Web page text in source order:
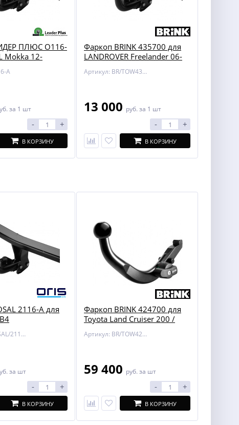
ПЛЮС O116-
Mokka 12-
A
за 1 шт
- +
В КОРЗИНУ
Фаркоп BRINK 435700 для
LANDROVER Freelander 06-
Артикул: BR/TOW435700
13 000 руб. за 1 шт
- +
В КОРЗИНУ
2116-A для
Артикул: BOSAL/2116-A
за шт
- +
В КОРЗИНУ
Фаркоп BRINK 424700 для
Toyota Land Cruiser 200 /
Артикул: BR/TOW424700
59 400 руб. за шт
- +
В КОРЗИНУ